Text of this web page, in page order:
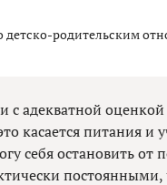
детско-родительским
с адекватной
касается питания и
себя остановить от